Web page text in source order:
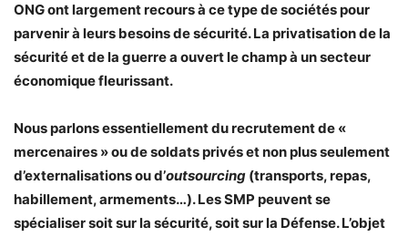
ONG ont largement recours à ce type de sociétés pour
parvenir à leurs besoins de sécurité. La privatisation de la
sécurité et de la guerre a ouvert le champ à un secteur
économique fleurissant.
Nous parlons essentiellement du recrutement de «
mercenaires » ou de soldats privés et non plus seulement
d’externalisations ou d’outsourcing (transports, repas,
habillement, armements…). Les SMP peuvent se
spécialiser soit sur la sécurité, soit sur la Défense. L’objet